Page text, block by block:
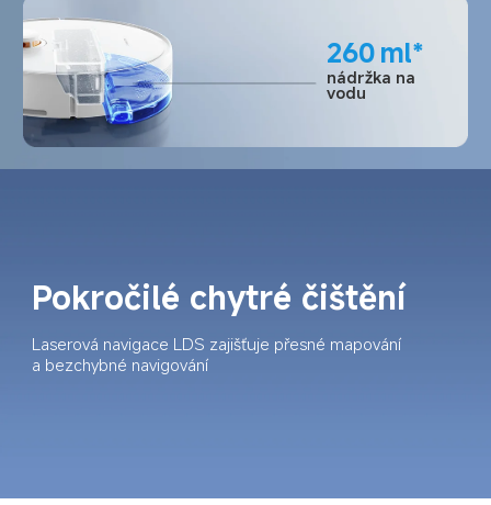
260ml*
nádržka na
vodu
Pokročilé chytré čištění
Laserová navigace LDS zajišťuje přesné mapování
a bezchybné navigování